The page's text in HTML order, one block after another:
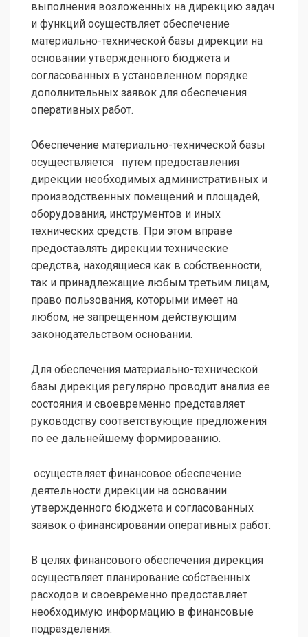
выполнения возложенных на дирекцию задач
и функций осуществляет обеспечение
материально-технической базы дирекции на
основании утвержденного бюджета и
согласованных в установленном порядке
дополнительных заявок для обеспечения
оперативных работ.
Обеспечение материально-технической базы
осуществляется путем предоставления
дирекции необходимых административных и
производственных помещений и площадей,
оборудования, инструментов и иных
технических средств. При этом вправе
предоставлять дирекции технические
средства, находящиеся как в собственности,
так и принадлежащие любым третьим лицам,
право пользования, которыми имеет на
любом, не запрещенном действующим
законодательством основании.
Для обеспечения материально-технической
базы дирекция регулярно проводит анализ ее
состояния и своевременно представляет
руководству соответствующие предложения
по ее дальнейшему формированию.
осуществляет финансовое обеспечение
деятельности дирекции на основании
утвержденного бюджета и согласованных
заявок о финансировании оперативных работ.
В целях финансового обеспечения дирекция
осуществляет планирование собственных
расходов и своевременно предоставляет
необходимую информацию в финансовые
подразделения.